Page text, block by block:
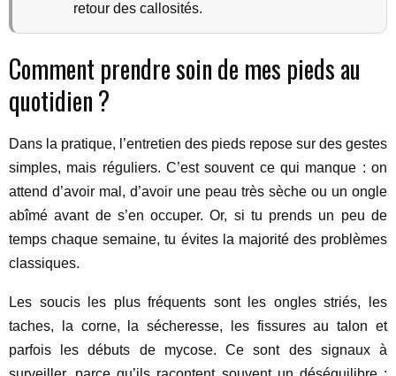
retour des callosités.
Comment prendre soin de mes pieds au
quotidien ?
Dans la pratique, l’entretien des pieds repose sur des gestes
simples, mais réguliers. C’est souvent ce qui manque : on
attend d’avoir mal, d’avoir une peau très sèche ou un ongle
abîmé avant de s’en occuper. Or, si tu prends un peu de
temps chaque semaine, tu évites la majorité des problèmes
classiques.
Les soucis les plus fréquents sont les ongles striés, les
taches, la corne, la sécheresse, les fissures au talon et
parfois les débuts de mycose. Ce sont des signaux à